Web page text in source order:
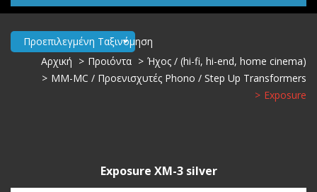
Προεπιλεγμένη Ταξινόμηση
Αρχική
Προιόντα
Ήχος / (hi-fi, hi-end, home cinema)
MM-MC / Προενισχυτές Phono / Step Up Transformers
Exposure
Exposure XM-3 silver